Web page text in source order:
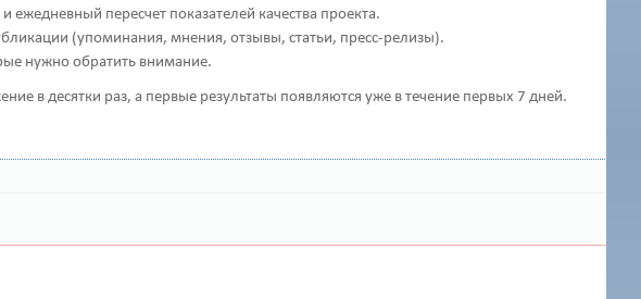
пересчет показателей качества проекта.
(упоминания, мнения, отзывы, статьи, пресс-релизы).
нужно обратить внимание.
в десятки раз, а первые результаты появляются уже в течение первых 7 дней.